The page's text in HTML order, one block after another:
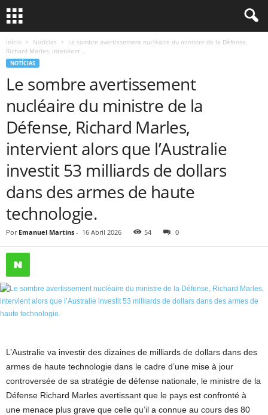
Início Notícias
Le sombre avertissement nucléaire du ministre de la Défense,
Richard Marles, intervient...
NOTÍCIAS
Le sombre avertissement
nucléaire du ministre de la
Défense, Richard Marles,
intervient alors que l’Australie
investit 53 milliards de dollars
dans des armes de haute
technologie.
Por Emanuel Martins - 16 Abril 2026 54 0
L’Australie va investir des dizaines de milliards de dollars dans des
armes de haute technologie dans le cadre d’une mise à jour
controversée de sa stratégie de défense nationale, le ministre de la
Défense Richard Marles avertissant que le pays est confronté à
une menace plus grave que celle qu’il a connue au cours des 80